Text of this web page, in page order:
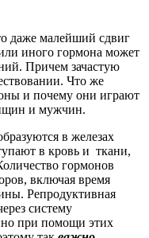
даже малейший сдвиг
иного гормона может
Причем зачастую
Что же
и почему они играют
и мужчин.
в железах
в кровь и ткани,
гормонов
включая время
Репродуктивная
систему
при помощи этих